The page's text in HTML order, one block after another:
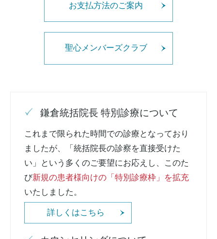
お支払方法のご案内
聖心メンバーズクラブ
鎌倉統括院長 特別診療について
これまで限られた時間での診療となっており
ましたが、「統括院長の診察を直接受けた
い」という多くのご要望にお応えし、このた
び新規の患者様向けの「特別診療枠」を拡充
いたしました。
詳しくはこちら